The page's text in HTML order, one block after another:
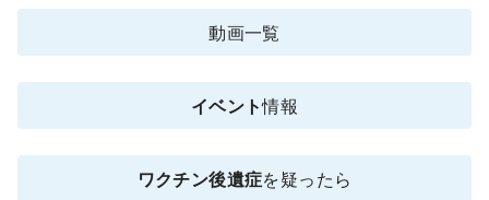
動画一覧
イベント情報
ワクチン後遺症を疑ったら